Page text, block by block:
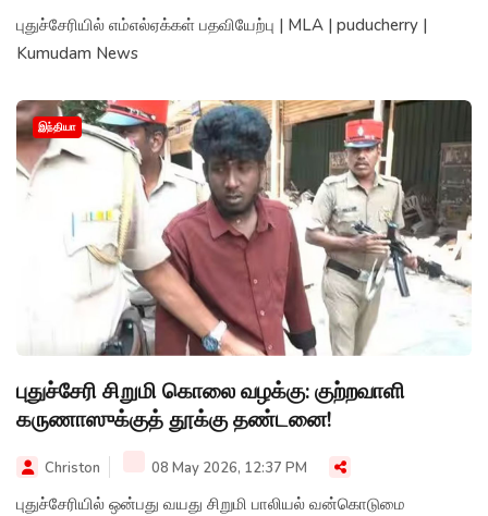
புதுச்சேரியில் எம்எல்ஏக்கள் பதவியேற்பு | MLA | puducherry |
Kumudam News
இந்தியா
புதுச்சேரி சிறுமி கொலை வழக்கு: குற்றவாளி
கருணாஸுக்குத் தூக்கு தண்டனை!
Christon 08 May 2026, 12:37 PM
புதுச்சேரியில் ஒன்பது வயது சிறுமி பாலியல் வன்கொடுமை